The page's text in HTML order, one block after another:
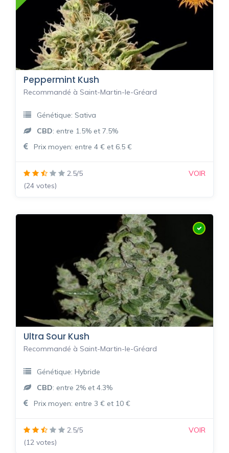
Peppermint Kush
Recommandé à Saint-Martin-le-Gréard
Génétique: Sativa
CBD: entre 1.5% et 7.5%
Prix moyen: entre 4 € et 6.5 €
2.5/5
(24 votes)
VOIR
Ultra Sour Kush
Recommandé à Saint-Martin-le-Gréard
Génétique: Hybride
CBD: entre 2% et 4.3%
Prix moyen: entre 3 € et 10 €
2.5/5
(12 votes)
VOIR